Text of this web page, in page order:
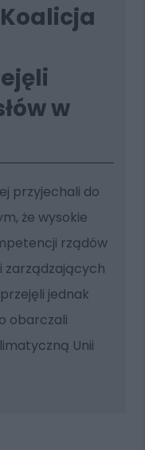
w
przyjechali do
że wysokie
rządów
zarządzających
jednak
obarczali
Unii